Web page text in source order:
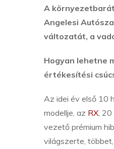
A
Angelesi
változatát, a
Hogyan lehetne
értékesítési
Az idei év első 10
modellje, az RX, 20
vezető prémium
világszerte,